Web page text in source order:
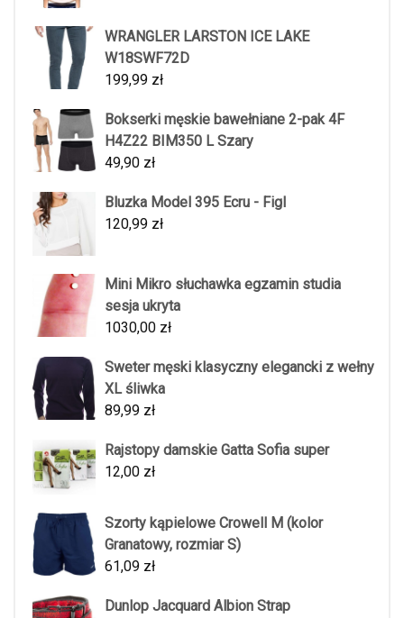
WRANGLER LARSTON ICE LAKE
W18SWF72D
199,99 zł
Bokserki męskie bawełniane 2-pak 4F
H4Z22 BIM350 L Szary
49,90 zł
Bluzka Model 395 Ecru - Figl
120,99 zł
Mini Mikro słuchawka egzamin studia
sesja ukryta
1030,00 zł
Sweter męski klasyczny elegancki z wełny
XL śliwka
89,99 zł
Rajstopy damskie Gatta Sofia super
12,00 zł
Szorty kąpielowe Crowell M (kolor
Granatowy, rozmiar S)
61,09 zł
Dunlop Jacquard Albion Strap